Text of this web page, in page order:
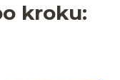
kroku: